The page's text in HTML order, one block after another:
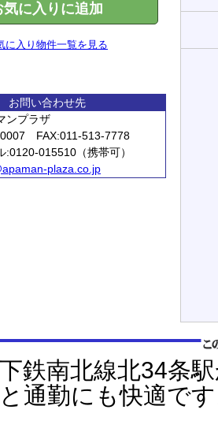
気に入りに追加
に入り物件一覧を見る
お問い合わせ先
ンプラザ
FAX:011-513-7778
:0120-015510（携帯可）
plaza.co.jp
鉄南北線北34条
通勤にも快適で